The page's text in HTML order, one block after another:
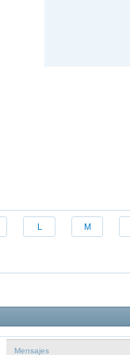
L M
Mensajes